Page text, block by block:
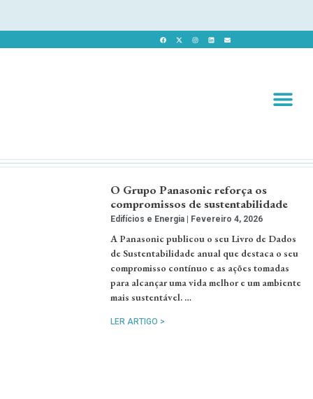
O Grupo Panasonic reforça os
compromissos de sustentabilidade
Edifícios e Energia Fevereiro 4, 2026
A Panasonic publicou o seu Livro de Dados
de Sustentabilidade anual que destaca o seu
compromisso contínuo e as ações tomadas
para alcançar uma vida melhor e um ambiente
mais sustentável. …
LER ARTIGO >